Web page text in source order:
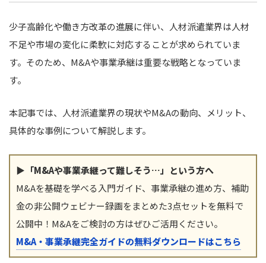
少子高齢化や働き方改革の進展に伴い、人材派遣業界は人材
不足や市場の変化に柔軟に対応することが求められていま
す。そのため、M&Aや事業承継は重要な戦略となっていま
す。
本記事では、人材派遣業界の現状やM&Aの動向、メリット、
具体的な事例について解説します。
▶「M&Aや事業承継って難しそう…」という方へ
M&Aを基礎を学べる入門ガイド、事業承継の進め方、補助
金の非公開ウェビナー録画をまとめた3点セットを無料で
公開中！M&Aをご検討の方はぜひご活用ください。
M&A・事業承継完全ガイドの無料ダウンロードはこちら